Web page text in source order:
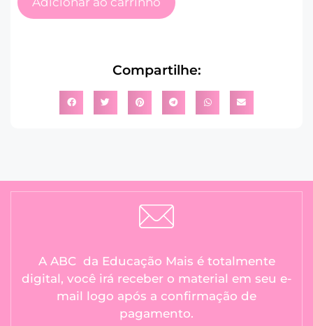
Compartilhe:
A ABC da Educação Mais é totalmente
digital, você irá receber o material em seu e-
mail logo após a confirmação de
pagamento.